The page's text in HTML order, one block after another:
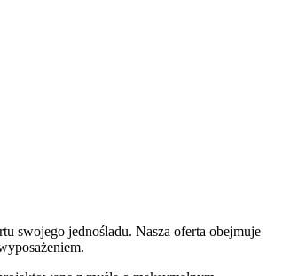
swojego jednośladu. Nasza oferta obejmuje